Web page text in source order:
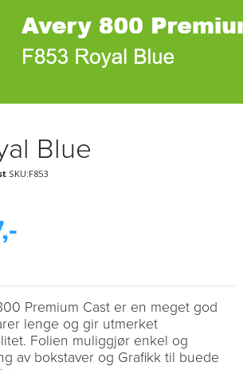
Blue
SKU:F853
Premium Cast er en meget god
lenge og gir utmerket
Folien muliggjør enkel og
av bokstaver og Grafikk til buede